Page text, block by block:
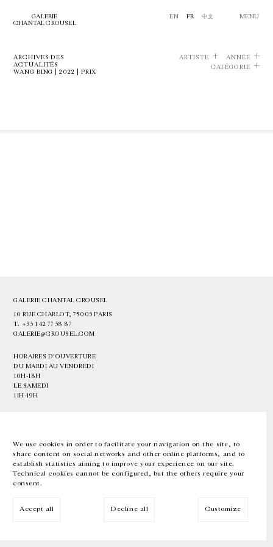
We use cookies in order to facilitate your navigation on the site, to
share content on social networks and other online platforms, and to
establish statistics aiming to improve your experience on our site.
Technical cookies cannot be configured, but the others require your
consent.
Accept all Decline all Customize
GALERIE
CHANTAL CROUSEL
EN FR 中文 MENU
ARCHIVES DES
ACTUALITÉS
WANG BING | 2022 | PRIX
ARTISTE
ANNÉE
CATÉGORIE
GALERIE CHANTAL CROUSEL
10 RUE CHARLOT, 75003 PARIS
T. +33 1 42 77 38 87
GALERIE@CROUSEL.COM
HORAIRES D'OUVERTURE
DU MARDI AU VENDREDI
10H-18H
LE SAMEDI
11H-19H
EN FR 中文 Facebook Instagram
Inscrivez-vous à notre newsletter